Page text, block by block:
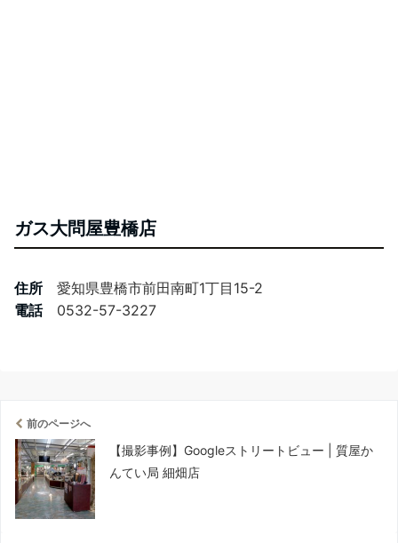
ガス大問屋豊橋店
住所 愛知県豊橋市前田南町1丁目15-2
電話0532-57-3227
前のページへ
【撮影事例】Googleストリートビュー | 質屋か
んてい局 細畑店